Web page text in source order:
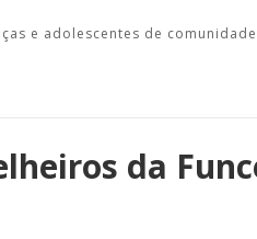
e adolescentes de
da